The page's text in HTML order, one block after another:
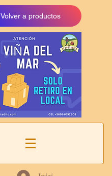
Volver a productos